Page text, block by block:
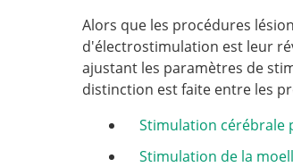
Alors que les procédures
d'électrostimulation est leur
ajustant les paramètres de
distinction est faite entre les
Stimulation cérébrale
Stimulation de la